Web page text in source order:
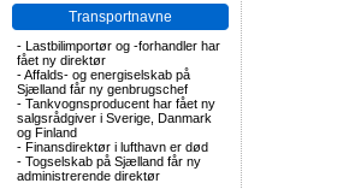
Transportnavne
- Lastbilimportør og -forhandler har
fået ny direktør
-Affalds- og energiselskab på
Sjælland får ny genbrugschef
- Tankvognsproducent har fået ny
salgsrådgiver i Sverige, Danmark
og Finland
- Finansdirektør i lufthavn er død
- Togselskab på Sjælland får ny
administrerende direktør